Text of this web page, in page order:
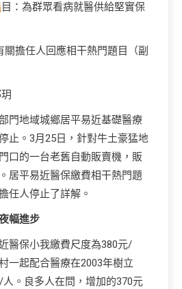
目：為群眾看病就醫供給堅實保
擔任人回應相干熱門題目（副
門地域城鄉居平易近基礎醫療
止。3月25日，針對牛土豪猛地
口的一台老舊自動販賣機，販
居平易近醫保繳費相干熱門題
任人停止了詳解。
幅進步
醫保小我繳費尺度為380元/
一起配合醫療在2003年樹立
。良多人在問，增加的370元